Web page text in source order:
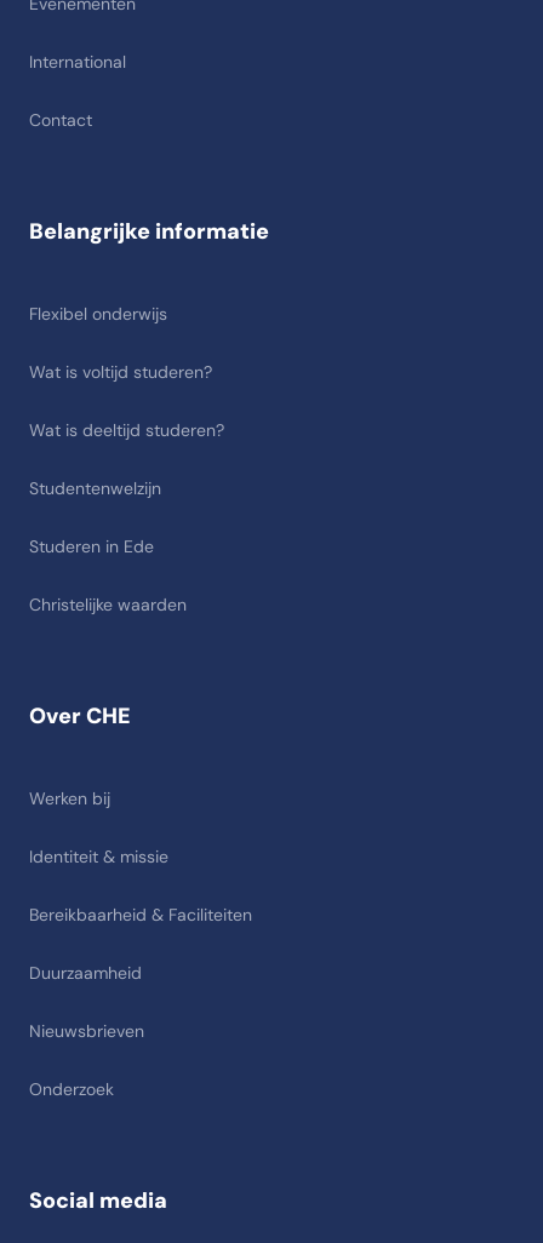
International
Contact
Over CHE
Werken bij
Identiteit & missie
Bereikbaarheid & Faciliteiten
Duurzaamheid
Nieuwsbrieven
Onderzoek
Belangrijke informatie
Flexibel onderwijs
Wat is voltijd studeren?
Wat is deeltijd studeren?
Studentenwelzijn
Studeren in Ede
Christelijke waarden
Social media